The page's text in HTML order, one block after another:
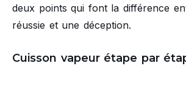
deux points qui font la différence
réussie et une déception.
Cuisson vapeur étape par